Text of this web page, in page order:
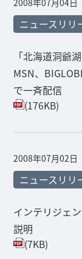
2008年07月04日
ニュースリリ
「北海道洞爺
MSN、
で一斉配信
(176KB)
2008年07月02日
ニュースリリ
インテリジェ
説明
(7KB)